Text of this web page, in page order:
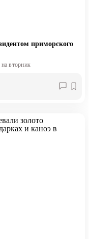
приморского
вторник